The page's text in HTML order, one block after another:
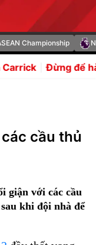
Championship
để hào quang
cầu thủ
giận với các cầu
khi đội nhà để